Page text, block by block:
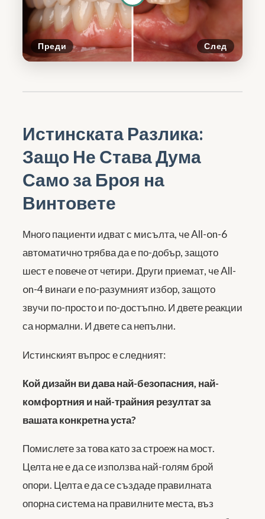
Преди След
Истинската Разлика:
Защо Не Става Дума
Само за Броя на
Винтовете
Много пациенти идват с мисълта, че All-on-6
автоматично трябва да е по-добър, защото
шест е повече от четири. Други приемат, че All-
on-4 винаги е по-разумният избор, защото
звучи по-просто и по-достъпно. И двете реакции
са нормални. И двете са непълни.
Истинският въпрос е следният:
Кой дизайн ви дава най-безопасния, най-
комфортния и най-трайния резултат за
вашата конкретна уста?
Помислете за това като за строеж на мост.
Целта не е да се използва най-голям брой
опори. Целта е да се създаде правилната
опорна система на правилните места, въз